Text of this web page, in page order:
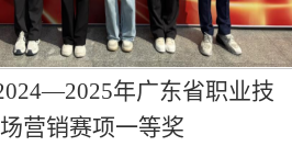
年广东省职业技
营销赛项一等奖